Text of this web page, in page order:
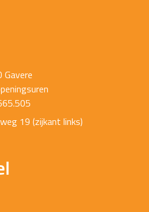
19 (zijkant links)